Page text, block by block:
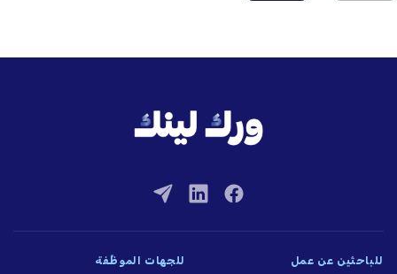
للباحثين عن عمل للجهات الموظِّفة